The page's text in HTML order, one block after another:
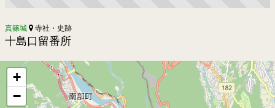
真篠城 寺社・史跡
十島口留番所
+
−